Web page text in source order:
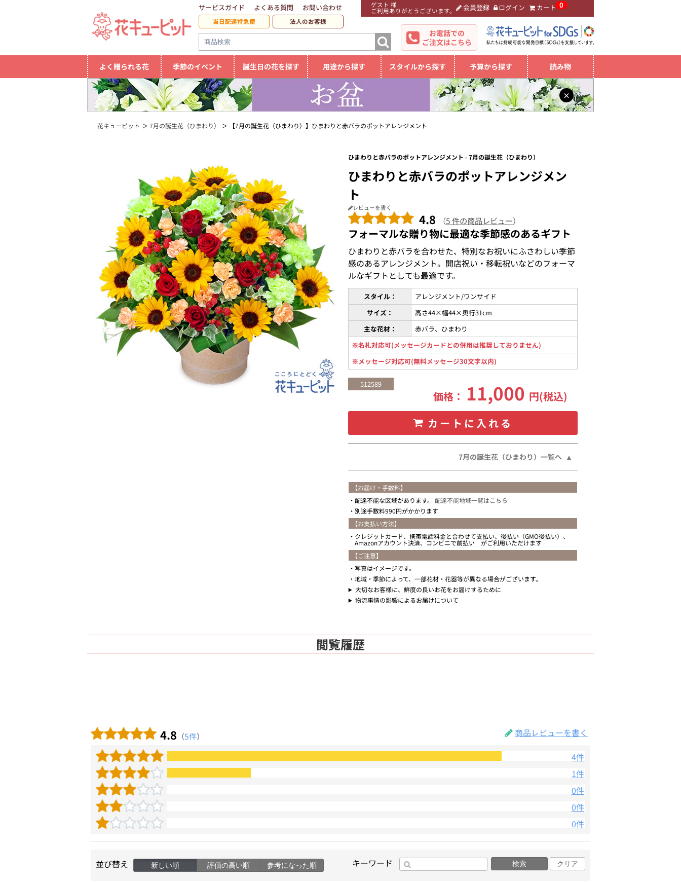
ゲスト 様
ご利用ありがとうございます。 会員登録 ログイン カート 0
サービスガイド よくある質問 お問い合わせ
当日配達特急便 法人のお客様
お電話での
ご注文はこちら
よく贈られる花 季節のイベント 誕生日の花を探す 用途から探す スタイルから探す 予算から探す 読み物
×
花キューピット 7月の誕生花（ひまわり） 【7月の誕生花（ひまわり）】ひまわりと赤バラのポットアレンジメント
ひまわりと赤バラのポットアレンジメント - 7月の誕生花（ひまわり）
ひまわりと赤バラのポットアレンジメン
ト
レビューを書く
4.8 （5 件の商品レビュー）
フォーマルな贈り物に最適な季節感のあるギフト
ひまわりと赤バラを合わせた、特別なお祝いにふさわしい季節
感のあるアレンジメント。開店祝い・移転祝いなどのフォーマ
ルなギフトとしても最適です。
スタイル：
アレンジメント/ワンサイド
サイズ：
高さ44×幅44×奥行31cm
主な花材：
赤バラ、ひまわり
※名札対応可(メッセージカードとの併用は推奨しておりません)
※メッセージ対応可(無料メッセージ30文字以内)
512589
価格： 11,000 円(税込)
カートに入れる
7月の誕生花（ひまわり）一覧へ
【お届け・手数料】
配達不能な区域があります。 配達不能地域一覧はこちら
別途手数料990円がかかります
【お支払い方法】
クレジットカード、携帯電話料金と合わせて支払い、後払い（GMO後払い）、
Amazonアカウント決済、コンビニで前払い がご利用いただけます
【ご注意】
写真はイメージです。
地域・季節によって、一部花材・花器等が異なる場合がございます。
大切なお客様に、鮮度の良いお花をお届けするために
物流事情の影響によるお届けについて
閲覧履歴
4.8 （5件）
商品レビューを書く
4件
1件
0件
0件
0件
並び替え 新しい順 評価の高い順 参考になった順 キーワード 検索 クリア